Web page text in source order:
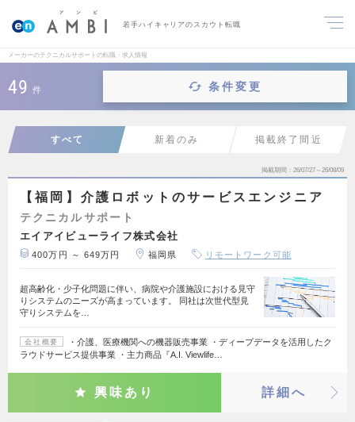
若手ハイキャリアのスカウト転職
メーカーのテクニカルサポートの転職・求人情報
49 件 条件変更
すべて 新着のみ 掲載終了間近
掲載期間 26/07/27～26/08/09
【福岡】介護ロボットのサービスエンジニア
テクニカルサポート
エイアイビューライフ株式会社
400万円 ～ 649万円 福岡県 リモートワーク可能
超高齢化・少子化問題に伴い、病院や介護施設における見守
りシステムのニーズが高まっています。 同社は次世代型見
守りシステムを…
会社概要
・介護、医療機関への機器販売事業 ・ディープデータを活用したク
ラウドサービス提供事業 ・主力商品『A.I. Viewlife…
興味あり 詳細へ